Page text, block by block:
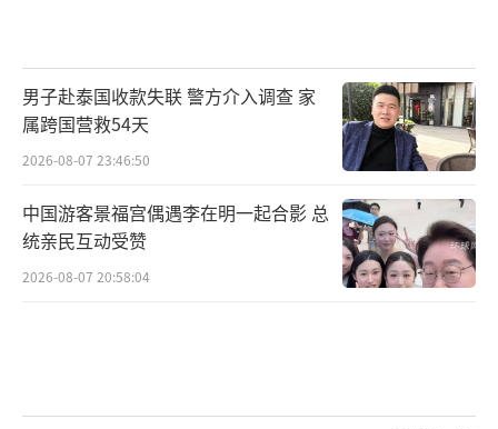
男子赴泰国收款失联 警方介入调查 家
属跨国营救54天
2026-08-07 23:46:50
中国游客景福宫偶遇李在明一起合影 总
统亲民互动受赞
2026-08-07 20:58:04